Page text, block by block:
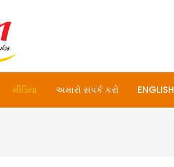
મીડિયા અમારો સંપર્ક કરો ENGLISH